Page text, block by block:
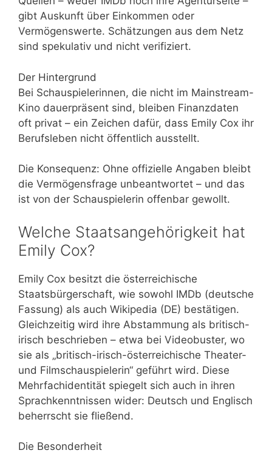
gibt Auskunft über Einkommen oder
Vermögenswerte. Schätzungen aus dem Netz
sind spekulativ und nicht verifiziert.
Der Hintergrund
Bei Schauspielerinnen, die nicht im Mainstream-
Kino dauerpräsent sind, bleiben Finanzdaten
oft privat – ein Zeichen dafür, dass Emily Cox ihr
Berufsleben nicht öffentlich ausstellt.
Die Konsequenz: Ohne offizielle Angaben bleibt
die Vermögensfrage unbeantwortet – und das
ist von der Schauspielerin offenbar gewollt.
Welche Staatsangehörigkeit hat
Emily Cox?
Emily Cox besitzt die österreichische
Staatsbürgerschaft, wie sowohl IMDb (deutsche
Fassung) als auch Wikipedia (DE) bestätigen.
Gleichzeitig wird ihre Abstammung als britisch-
irisch beschrieben – etwa bei Videobuster, wo
sie als „britisch-irisch-österreichische Theater-
und Filmschauspielerin“ geführt wird. Diese
Mehrfachidentität spiegelt sich auch in ihren
Sprachkenntnissen wider: Deutsch und Englisch
beherrscht sie fließend.
Die Besonderheit